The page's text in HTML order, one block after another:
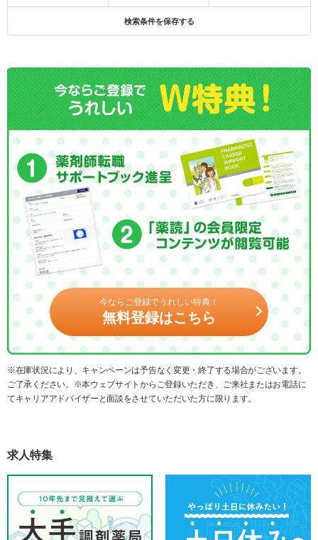
検索条件を保存する
今ならご登録でうれしい特典！
無料登録はこちら
※在庫状況により、キャンペーンは予告なく変更・終了する場合がございます。
ご了承ください。※本ウェブサイトからご登録いただき、ご来社またはお電話に
てキャリアアドバイザーと面談をさせていただいた方に限ります。
求人特集